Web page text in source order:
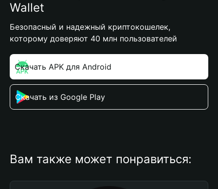
Wallet
Безопасный и надежный криптокошелек,
которому доверяют 40 млн пользователей
Скачать APK для Android
Скачать из Google Play
Вам также может понравиться: